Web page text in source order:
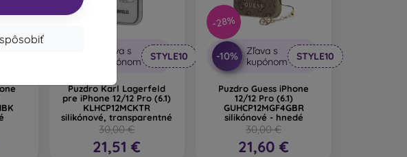
Zľava s
kupónom
STYLE10
Puzdro Karl Lagerfeld
pre iPhone 12/12 Pro (6.1)
KLHCP12MCKTR
silikónové, transparentné
30,00 €
21,51 €
-28%
-10%
Zľava s
kupónom
STYLE10
Puzdro Guess iPhone
12/12 Pro (6.1)
GUHCP12MGF4GBR
silikónové - hnedé
30,00 €
21,60 €